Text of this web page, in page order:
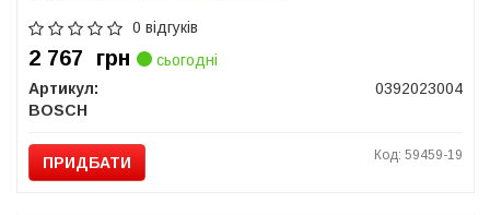
0 відгуків
2 767 грн
сьогодні
Артикул:
0392023004
BOSCH
ПРИДБАТИ Код: 59459-19